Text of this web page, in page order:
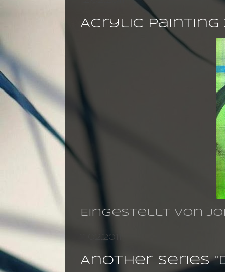
Acrylic painting
Eingestellt von
11.02.2011
Another Series